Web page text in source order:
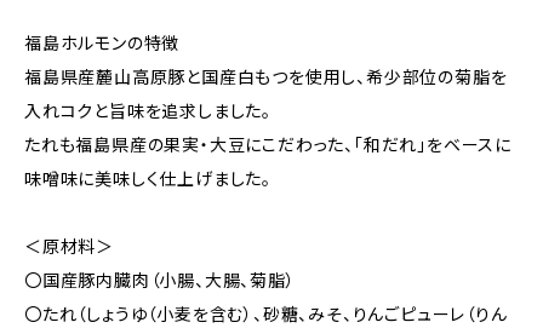
福島ホルモンの特徴
福島県産麓山高原豚と国産白もつを使用し、希少部位の菊脂を
入れコクと旨味を追求しました。
たれも福島県産の果実・大豆にこだわった、「和だれ」をベースに
味噌味に美味しく仕上げました。
＜原材料＞
〇国産豚内臓肉（小腸、大腸、菊脂）
〇たれ（しょうゆ（小麦を含む）、砂糖、みそ、りんごピューレ（りん